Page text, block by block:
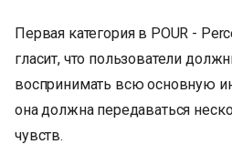
Первая категория в POUR -
гласит, что пользователи
воспринимать всю основную
она должна передаваться
чувств.